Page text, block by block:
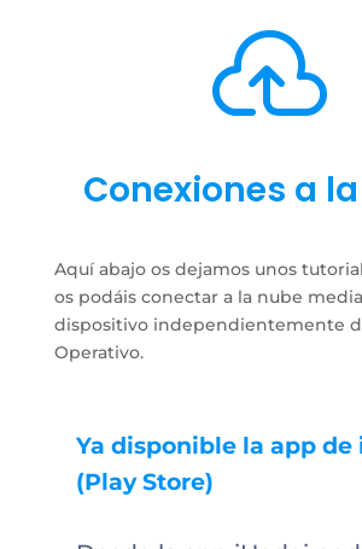

Conexiones a
Aquí abajo os dejamos unos
os podáis conectar a la nube
dispositivo independientemente
Operativo.
Ya disponible la app de
(Play Store)